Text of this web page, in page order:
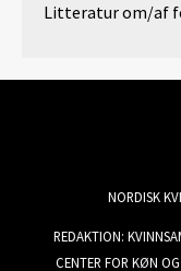
Litteratur om/af
NORDISK
REDAKTION:
CENTER FOR KØN